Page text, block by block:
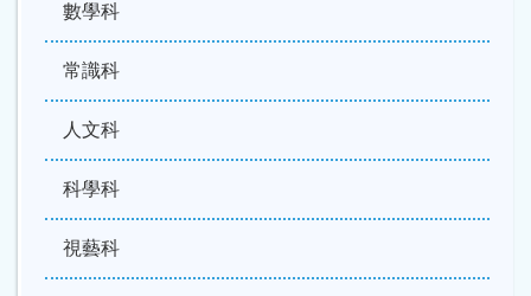
數學科
常識科
人文科
科學科
視藝科